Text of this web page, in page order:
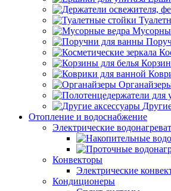
Отопление и водоснабжение
Электрические
Конвекторы
Электрические
Кондиционеры